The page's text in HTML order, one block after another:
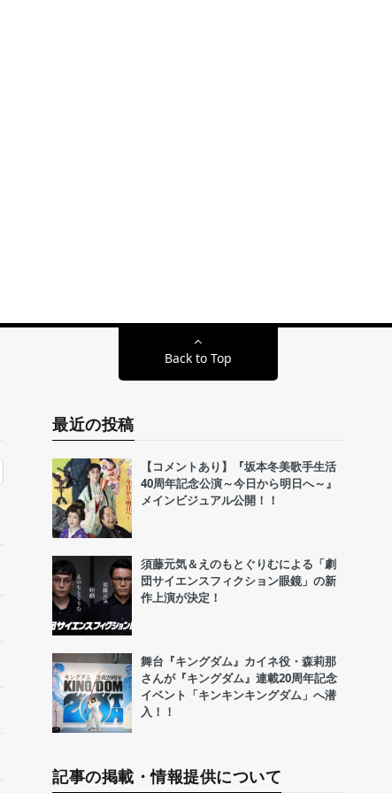
Back to Top
最近の投稿
【コメントあり】『坂本冬美歌手生活
40周年記念公演～今日から明日へ～』
メインビジュアル公開！！
須藤元気＆えのもとぐりむによる「劇
団サイエンスフィクション眼鏡」の新
作上演が決定！
舞台『キングダム』カイネ役・森莉那
さんが『キングダム』連載20周年記念
イベント「キンキンキングダム」へ潜
入！！
記事の掲載・情報提供について